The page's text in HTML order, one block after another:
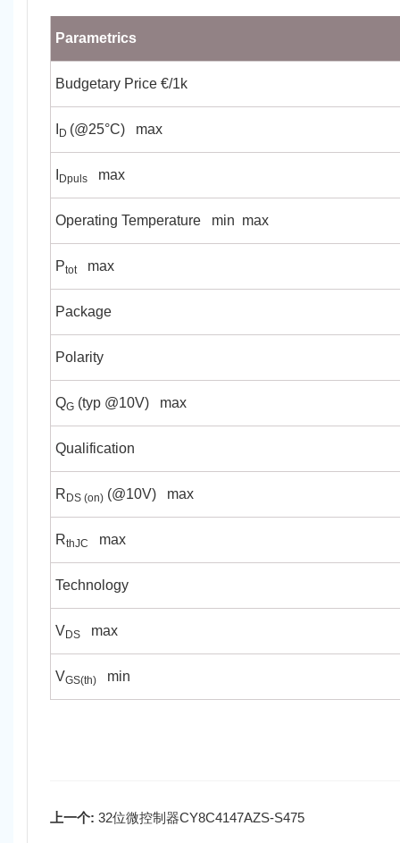
Parametrics
Budgetary Price €/1k
D (@25°C) max
Dpuls max
Operating Temperature min max
Ptot max
Package
Polarity
QG (typ @10V) max
Qualification
RDS (on) (@10V) max
RthJC max
Technology
VDS max
VGS(th) min
上一个: 32位微控制器CY8C4147AZS-S475